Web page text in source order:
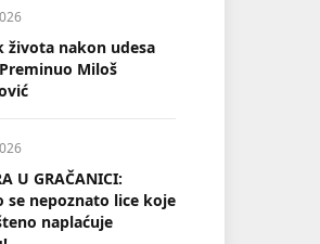
života nakon udesa
Miloš
U GRAČANICI:
se nepoznato lice koje
naplaćuje